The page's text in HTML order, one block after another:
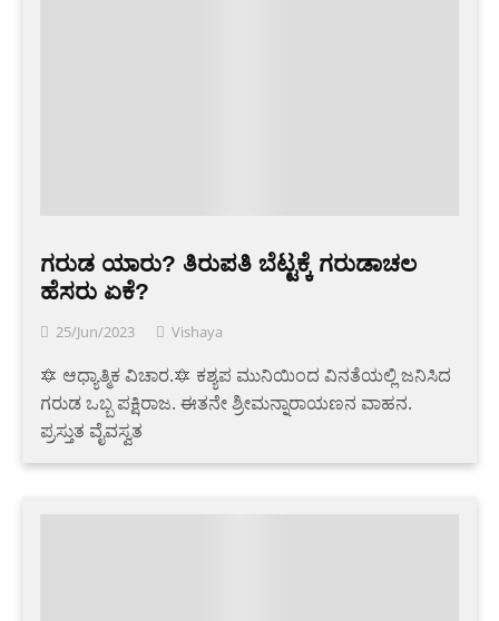
ಗರುಡ ಯಾರು? ತಿರುಪತಿ ಬೆಟ್ಟಕ್ಕೆ ಗರುಡಾಚಲ
ಹೆಸರು ಏಕೆ?
25/Jun/2023 Vishaya
🔯 ಆಧ್ಯಾತ್ಮಿಕ ವಿಚಾರ.🔯 ಕಶ್ಯಪ ಮುನಿಯಿಂದ ವಿನತೆಯಲ್ಲಿ ಜನಿಸಿದ
ಗರುಡ ಒಬ್ಬ ಪಕ್ಷಿರಾಜ. ಈತನೇ ಶ್ರೀಮನ್ನಾರಾಯಣನ ವಾಹನ.
ಪ್ರಸ್ತುತ ವೈವಸ್ವತ